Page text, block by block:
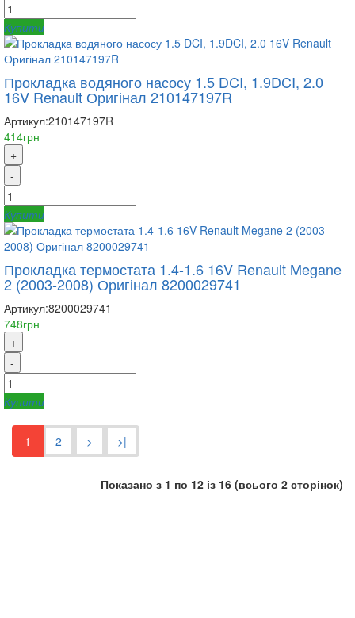
Купити
Прокладка водяного насосу 1.5 DCI, 1.9DCI, 2.0
16V Renault Оригінал 210147197R
Артикул:210147197R
414грн
+
-
Купити
Прокладка термостата 1.4-1.6 16V Renault Megane
2 (2003-2008) Оригінал 8200029741
Артикул:8200029741
748грн
+
-
Купити
1 2 > >|
Показано з 1 по 12 із 16 (всього 2 сторінок)